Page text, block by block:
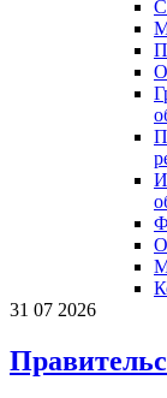
31 07 2026